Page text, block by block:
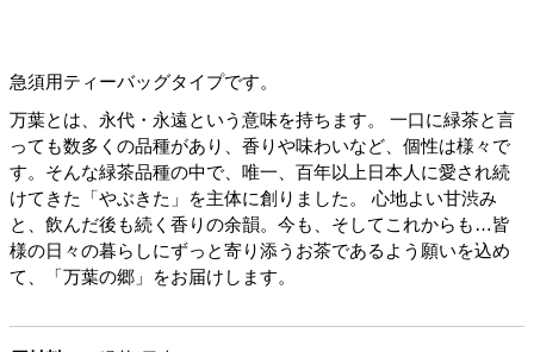
急須用ティーバッグタイプです。
万葉とは、永代・永遠という意味を持ちます。 一口に緑茶と言
っても数多くの品種があり、香りや味わいなど、個性は様々で
す。そんな緑茶品種の中で、唯一、百年以上日本人に愛され続
けてきた「やぶきた」を主体に創りました。 心地よい甘渋み
と、飲んだ後も続く香りの余韻。今も、そしてこれからも…皆
様の日々の暮らしにずっと寄り添うお茶であるよう願いを込め
て、「万葉の郷」をお届けします。